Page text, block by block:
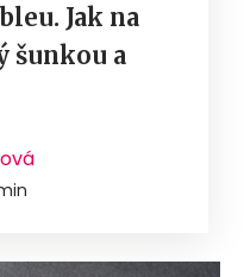
Jak na
šunkou a